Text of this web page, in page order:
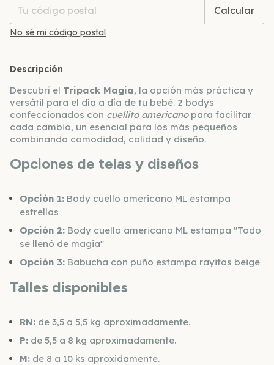
Calcular
No sé mi código postal
Descripción
Descubrí el Tripack Magia, la opción más práctica y
versátil para el día a día de tu bebé. 2 bodys
confeccionados con cuellito americanopara facilitar
cada cambio, un esencial para los más pequeños
combinando comodidad, calidad y diseño.
Opciones de telas y diseños
Opción 1: Body cuello americano ML estampa
estrellas
Opción 2: Body cuello americano ML estampa "Todo
se llenó de magia"
Opción 3: Babucha con puño estampa rayitas beige
Talles disponibles
RN: de 3,5 a 5,5 kg aproximadamente.
P: de 5,5 a 8 kg aproximadamente.
M: de 8 a 10 ks aproxidamente.